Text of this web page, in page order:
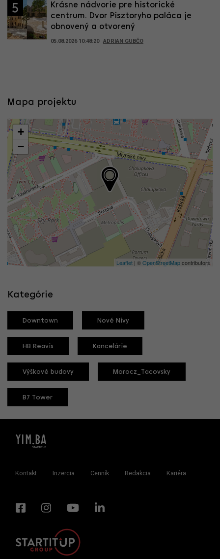
5
Krásne nádvorie pre historické
centrum. Dvor Pisztoryho paláca je
obnovený a otvorený
05.08.2026 10:48:20 ADRIAN GUBČO
Mapa projektu
+
−
Leaflet | ©OpenStreetMapcontributors
Kategórie
Downtown Nové Nivy
HB Reavis Kancelárie
Výškové budovy Morocz_Tacovsky
B7 Tower
Kontakt Inzercia Cenník Redakcia Kariéra